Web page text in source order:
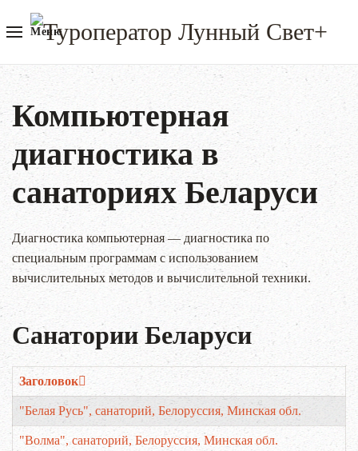
Меню
Компьютерная
диагностика в
санаториях Беларуси
Диагностика компьютерная — диагностика по
специальным программам с использованием
вычислительных методов и вычислительной техники.
Санатории Беларуси
Заголовок
"Белая Русь", санаторий, Белоруссия, Минская обл.
"Волма", санаторий, Белоруссия, Минская обл.